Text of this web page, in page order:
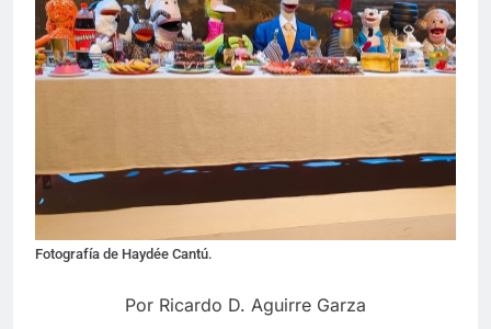
Fotografía de Haydée Cantú.
Por Ricardo D. Aguirre Garza